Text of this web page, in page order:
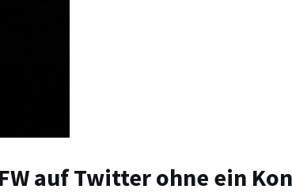
auf Twitter ohne ein